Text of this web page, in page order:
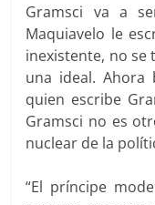
Gramsci va a
Maquiavelo le
inexistente, no se
una ideal. Ahora
quien escribe
Gramsci no es
nuclear de la
“El príncipe